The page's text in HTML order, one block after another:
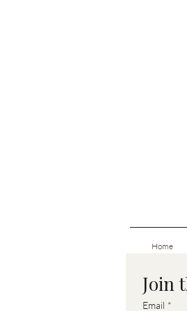
Home
Join
Email *